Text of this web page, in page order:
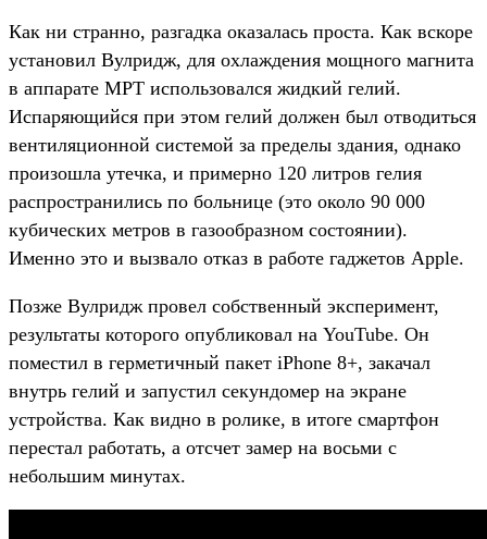
Как ни странно, разгадка оказалась проста. Как вскоре
установил Вулридж, для охлаждения мощного магнита
в аппарате МРТ использовался жидкий гелий.
Испаряющийся при этом гелий должен был отводиться
вентиляционной системой за пределы здания, однако
произошла утечка, и примерно 120 литров гелия
распространились по больнице (это около 90 000
кубических метров в газообразном состоянии).
Именно это и вызвало отказ в работе гаджетов Apple.
Позже Вулридж провел собственный эксперимент,
результаты которого опубликовал на YouTube. Он
поместил в герметичный пакет iPhone 8+, закачал
внутрь гелий и запустил секундомер на экране
устройства. Как видно в ролике, в итоге смартфон
перестал работать, а отсчет замер на восьми с
небольшим минутах.